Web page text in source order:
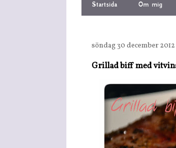
Startsida Om mig
söndag 30 december 2012
Grillad biff med